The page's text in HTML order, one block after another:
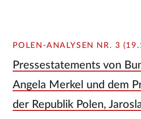
POLEN-ANALYSEN NR. 3
Pressestatements von
Angela Merkel und dem
der Republik Polen,